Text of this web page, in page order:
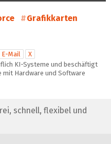
Grafikkarten
E-Mail
X
KI-Systeme und beschäftigt
mit Hardware und Software
schnell, flexibel und